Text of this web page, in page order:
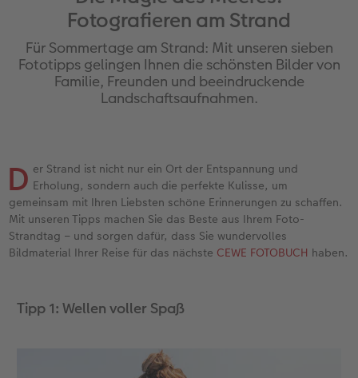
Jahrbuch gestalten
CEWE FOTOBUCH Kids
Panoramaseite
Designvorlagen
Foto-Kochbuch
Kundenbeispiele
Gestaltungsideen
Nature Prints
Bilderboxen
Premium Poster
Fotosets
Sofortfotos
Passbild
Neuheiten
Photo Streetmap Poster
Acrylglas
Alu-Dibond
Hartschaum
Gallery Print
hexxas
Mehrteiler
Dankeskarten Kommunion
Dankeskarten
Urlaubsgrüße
Papierqualitäten
Klappkarten
Fotokarten
Einzelkarten
Schule & Büro
Foto-Geschenkbox
Art Prints
Faber-Castell
Haustierwelt
Geschenkideen
CEWE myPhotos
Papierqualitäten
Wandkalender mit Design
NEU: Wandkalender Fineline
Neuheiten
Extras
CEWE myPhotos
Max Case
Smartflip
PopGrip
CEWE myPhotos
Neuheiten
nachhaltiger Schenken
Danke sagen
Liebe schenken
Inspiration
Kundenbeispiele
Foto- & Bastelkalender
Fotografieren am Strand
Für Sommertage am Strand: Mit unseren sieben
Fototipps gelingen Ihnen die schönsten Bilder von
Familie, Freunden und beeindruckende
Landschaftsaufnahmen.
D er Strand ist nicht nur ein Ort der Entspannung und
Erholung, sondern auch die perfekte Kulisse, um
gemeinsam mit Ihren Liebsten schöne Erinnerungen zu schaffen.
Mit unseren Tipps machen Sie das Beste aus Ihrem Foto-
Strandtag – und sorgen dafür, dass Sie wundervolles
Bildmaterial Ihrer Reise für das nächste CEWE FOTOBUCH haben.
Tipp 1: Wellen voller Spaß